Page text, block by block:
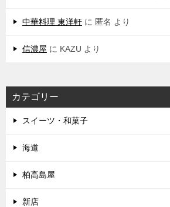
中華料理 東洋軒 に 匿名 より
信濃屋 に KAZU より
カテゴリー
スイーツ・和菓子
海道
柏高島屋
新店